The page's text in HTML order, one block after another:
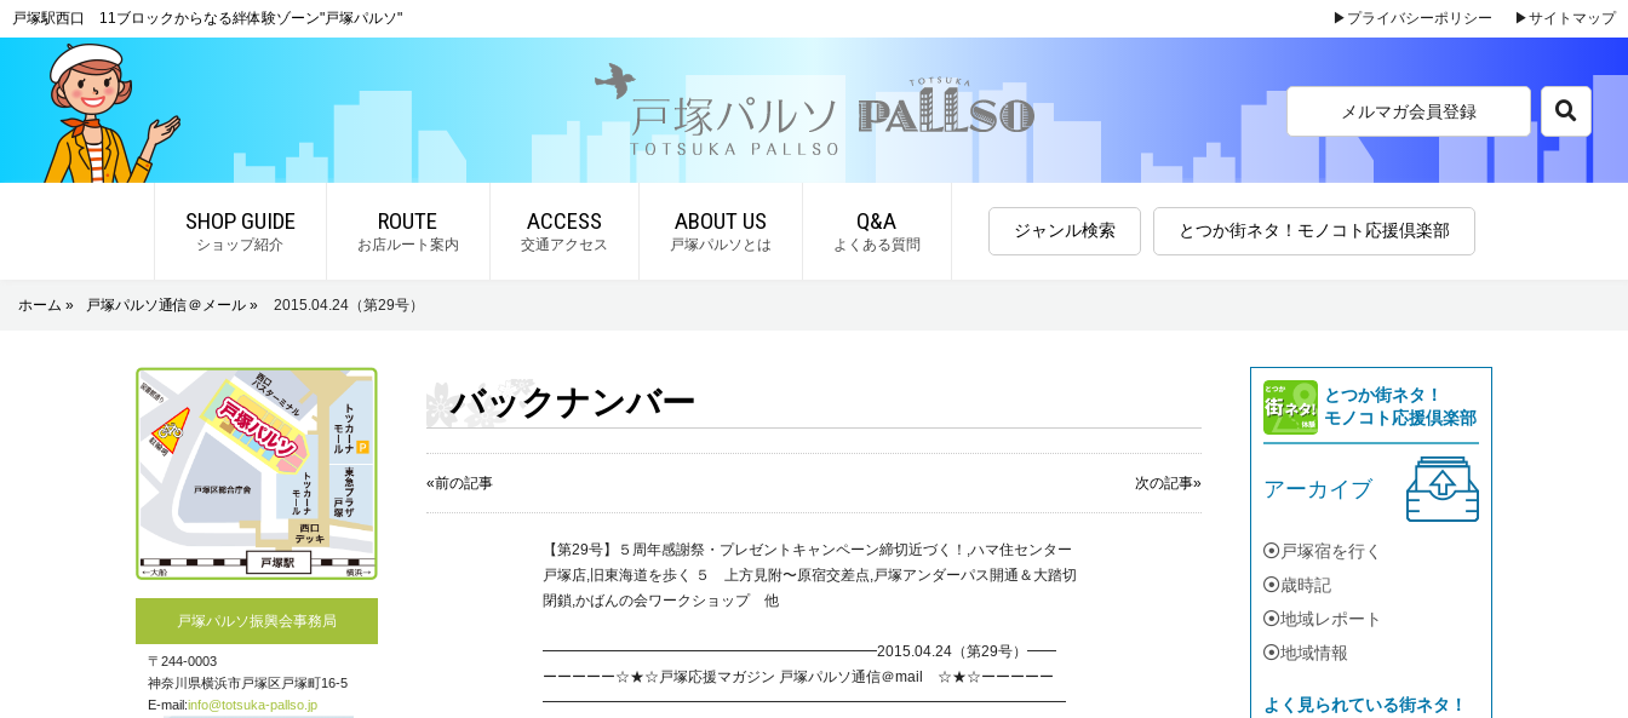
戸塚駅西口 11ブロックからなる絆体験ゾーン"戸塚パルソ" ▶プライバシーポリシー ▶サイトマップ
メルマガ会員登録
SHOP GUIDE
ショップ紹介
ROUTE
お店ルート案内
ACCESS
交通アクセス
ABOUT US
戸塚パルソとは
Q&A
よくある質問
ジャンル検索 とつか街ネタ！モノコト応援倶楽部
ホーム » 戸塚パルソ通信＠メール » 2015.04.24（第29号）
戸塚パルソ振興会事務局
〒244-0003
神奈川県横浜市戸塚区戸塚町16-5
E-mail:info@totsuka-pallso.jp
バックナンバー
«前の記事 次の記事»
【第29号】５周年感謝祭・プレゼントキャンペーン締切近づく！,ハマ住センター
戸塚店,旧東海道を歩く ５ 上方見附〜原宿交差点,戸塚アンダーパス開通＆大踏切
閉鎖,かばんの会ワークショップ 他
━━━━━━━━━━━━━━━━━━━━━━━2015.04.24（第29号）━━
ーーーーー☆★☆戸塚応援マガジン 戸塚パルソ通信＠mail ☆★☆ーーーーー
━━━━━━━━━━━━━━━━━━━━━━━━━━━━━━━━━━━━
とつか街ネタ！
モノコト応援倶楽部
アーカイブ
戸塚宿を行く
歳時記
地域レポート
地域情報
よく見られている街ネタ！